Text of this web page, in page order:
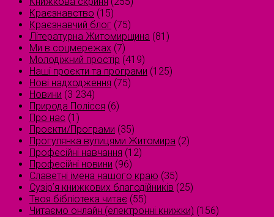
Краєзнавство (15)
Краєзнавчий блог (75)
Літературна Житомирщина (81)
Ми в соцмережах (7)
Молодіжний простір (419)
Наші проєкти та програми (125)
Нові надходження (75)
Новини (3 234)
Природа Полісся (6)
Про нас (1)
Проєкти/Програми (35)
Прогулянка вулицями Житомира (2)
Професійні навчання (12)
Професійні новини (96)
Славетні імена нашого краю (35)
Сузірʼя книжкових благодійників (25)
Твоя бібліотека читає (55)
Читаємо онлайн (електронні книжки) (156)